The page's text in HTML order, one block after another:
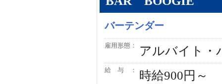
バーテンダー
雇用形態： アルバイト・
給 与 ： 時給900円～